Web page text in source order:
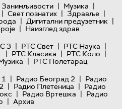
Занимљивости | Музика |
| Свет познатих | Здравље |
| Дигитални предузетник |
| Наизглед здрав
3 | РТС Свет | РТС Наука |
| РТС Класика | РТС Коло |
| РТС Полетарац
| Радио Београд 2 | Радио
| Радио Плетеница | Радио
| Радио Вртешка | Радио
| Архив